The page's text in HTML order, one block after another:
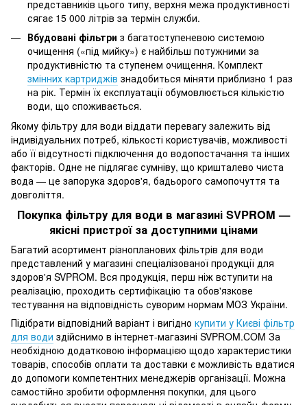
представників цього типу, верхня межа продуктивності
сягає 15 000 літрів за термін служби.
Вбудовані фільтри з багатоступеневою системою
очищення («під мийку») є найбільш потужними за
продуктивністю та ступенем очищення. Комплект
змінних картриджів знадобиться міняти приблизно 1 раз
на рік. Термін їх експлуатації обумовлюється кількістю
води, що споживається.
Якому фільтру для води віддати перевагу залежить від
індивідуальних потреб, кількості користувачів, можливості
або її відсутності підключення до водопостачання та інших
факторів. Одне не підлягає сумніву, що кришталево чиста
вода — це запорука здоров'я, бадьорого самопочуття та
довголіття.
Покупка фільтру для води в магазині SVPROM —
якісні пристрої за доступними цінами
Багатий асортимент різнопланових фільтрів для води
представлений у магазині спеціалізованої продукції для
здоров'я SVPROM. Вся продукція, перш ніж вступити на
реалізацію, проходить сертифікацію та обов'язкове
тестування на відповідність суворим нормам МОЗ України.
Підібрати відповідний варіант і вигідно купити у Києві фільтр
для води здійснимо в інтернет-магазині SVPROM.COM За
необхідною додатковою інформацією щодо характеристики
товарів, способів оплати та доставки є можливість вдатися
до допомоги компетентних менеджерів організації. Можна
самостійно зробити оформлення покупки, для цього